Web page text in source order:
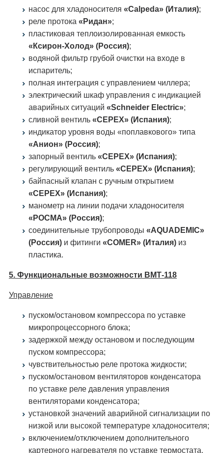
насос для хладоносителя «Calpeda» (Италия);
реле протока «Ридан»;
пластиковая теплоизолированная емкость
«Ксирон-Холод» (Россия);
водяной фильтр грубой очистки на входе в
испаритель;
полная интеграция с управлением чиллера;
электрический шкаф управления с индикацией
аварийных ситуаций «Schneider Electric»;
сливной вентиль «CEPEX» (Испания);
индикатор уровня воды «поплавкового» типа
«Анион» (Россия);
запорный вентиль «CEPEX» (Испания);
регулирующий вентиль «CEPEX» (Испания);
байпасный клапан с ручным открытием
«CEPEX» (Испания);
манометр на линии подачи хладоносителя
«РОСМА» (Россия);
соединительные трубопроводы «AQUADEMIC»
(Россия) и фитинги «COMER» (Италия) из
пластика.
5. Функциональные возможности ВМТ-118
Управление
пуском/остановом компрессора по уставке
микропроцессорного блока;
задержкой между остановом и последующим
пуском компрессора;
чувствительностью реле протока жидкости;
пуском/остановом вентиляторов конденсатора
по уставке реле давления управления
вентиляторами конденсатора;
установкой значений аварийной сигнализации по
низкой или высокой температуре хладоносителя;
включением/отключением дополнительного
картерного нагревателя по уставке термостата.